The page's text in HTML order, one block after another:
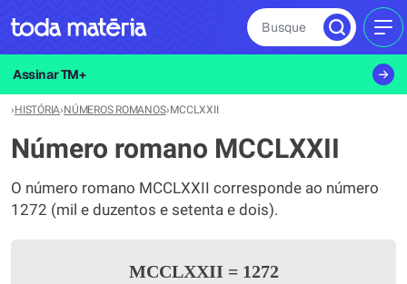
Busque
Assinar TM+
›HISTÓRIA›NÚMEROS ROMANOS›MCCLXXII
Número romano MCCLXXII
O número romano MCCLXXII corresponde ao número
1272 (mil e duzentos e setenta e dois).
MCCLXXII =1272